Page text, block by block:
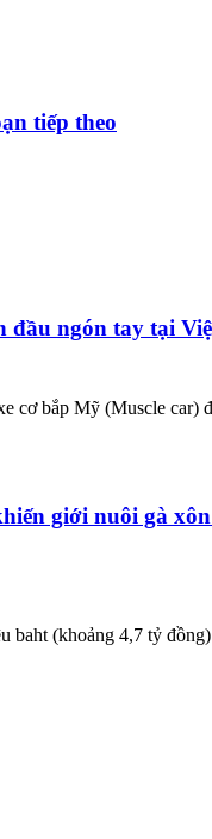
tiếp theo
đầu ngón tay tại
cơ bắp Mỹ (Muscle
giới nuôi gà
(khoảng 4,7 tỷ